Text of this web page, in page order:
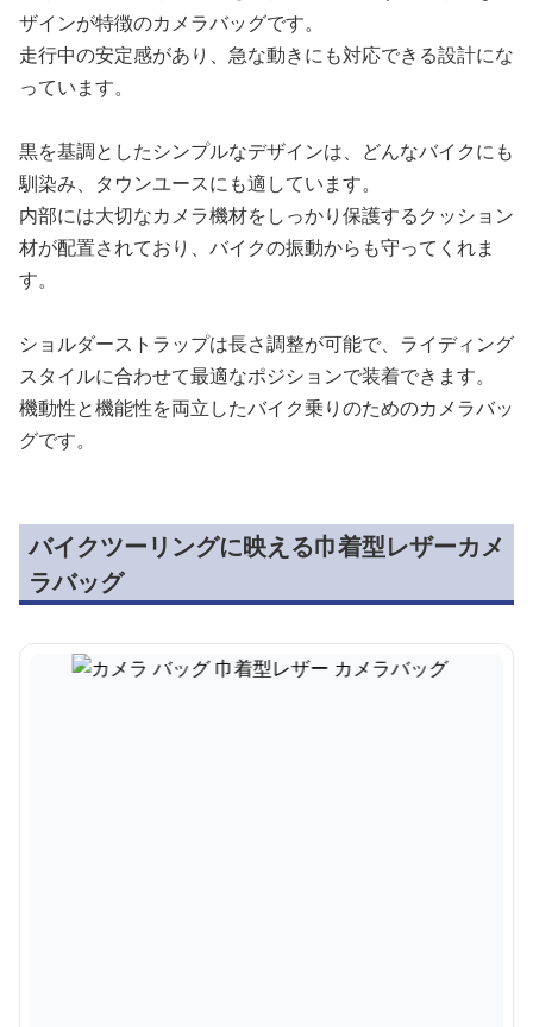
ザインが特徴のカメラバッグです。
走行中の安定感があり、急な動きにも対応できる設計にな
っています。
黒を基調としたシンプルなデザインは、どんなバイクにも
馴染み、タウンユースにも適しています。
内部には大切なカメラ機材をしっかり保護するクッション
材が配置されており、バイクの振動からも守ってくれま
す。
ショルダーストラップは長さ調整が可能で、ライディング
スタイルに合わせて最適なポジションで装着できます。
機動性と機能性を両立したバイク乗りのためのカメラバッ
グです。
バイクツーリングに映える巾着型レザーカメ
ラバッグ